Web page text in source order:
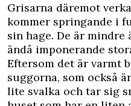
Grisarna däremot
kommer springande i
sin hage. De är mindre
ändå imponerande
Eftersom det är varmt
suggorna, som också
lite svalka och tar sig